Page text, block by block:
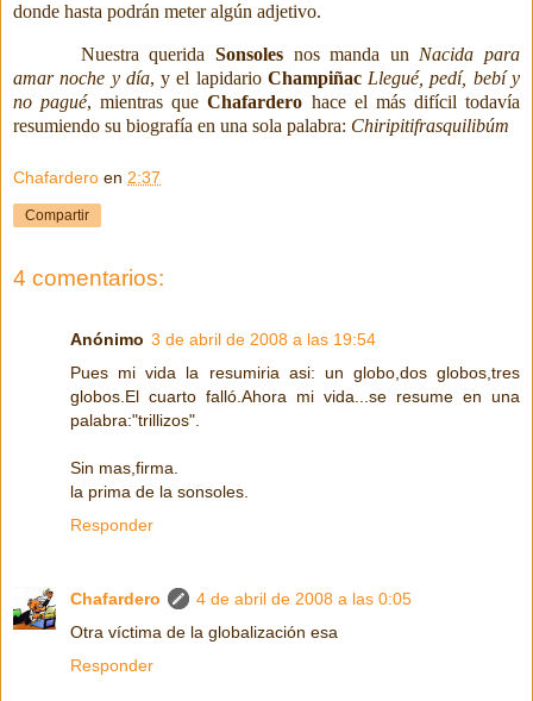
donde hasta podrán meter algún adjetivo.
Nuestra querida Sonsolesnos manda un Nacida para
amar noche y día, y el lapidario Champiñac Llegué, pedí, bebí y
no pagué, mientras queChafardero hace el más difícil todavía
resumiendo su biografía en una sola palabra: Chiripitifrasquilibúm
Chafardero en 2:37
Compartir
4 comentarios:
Anónimo 3 de abril de 2008 a las 19:54
Pues mi vida la resumiria asi: un globo,dos globos,tres
globos.El cuarto falló.Ahora mi vida...se resume en una
palabra:"trillizos".
Sin mas,firma.
la prima de la sonsoles.
Responder
Chafardero
4 de abril de 2008 a las 0:05
Otra víctima de la globalización esa
Responder